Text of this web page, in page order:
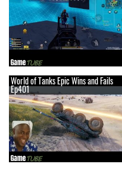
World of Tanks Epic Wins and Fails
Ep401